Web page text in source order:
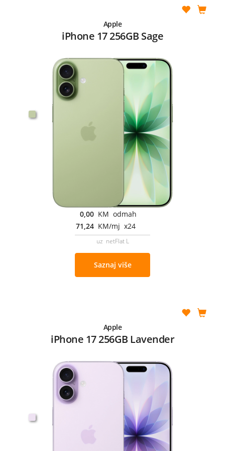
Apple
iPhone 17 256GB Sage
0,00 KM odmah
71,24 KM/mj x24
uz netFlat L
Saznaj više
Apple
iPhone 17 256GB Lavender